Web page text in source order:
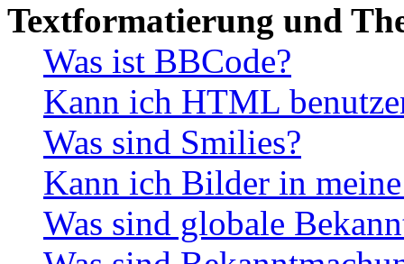
Textformatierung und
Was ist BBCode?
Kann ich HTML
Was sind Smilies?
Kann ich Bilder in
Was sind globale